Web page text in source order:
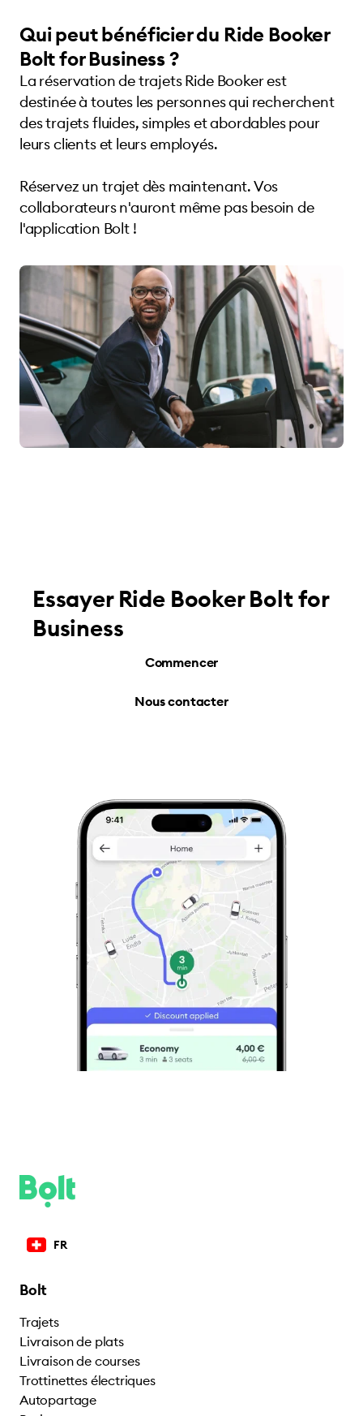
Qui peut bénéficier du Ride Booker
Bolt for Business ?
La réservation de trajets Ride Booker est
destinée à toutes les personnes qui recherchent
des trajets fluides, simples et abordables pour
leurs clients et leurs employés.
Réservez un trajet dès maintenant. Vos
collaborateurs n'auront même pas besoin de
l'application Bolt !
Essayer Ride Booker Bolt for
Business
Commencer
Nous contacter
FR
Bolt
Trajets
Livraison de plats
Livraison de courses
Trottinettes électriques
Autopartage